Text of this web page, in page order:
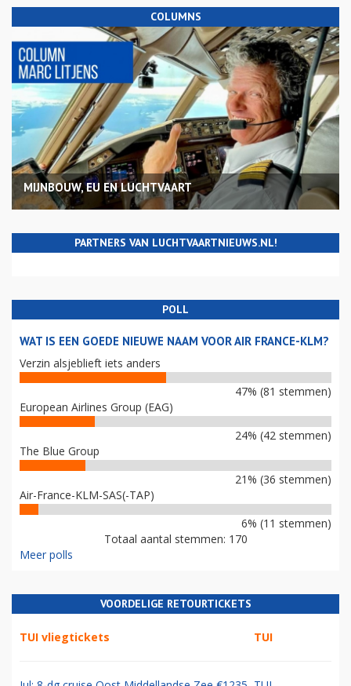
COLUMNS
MIJNBOUW, EU EN LUCHTVAART
PARTNERS VAN LUCHTVAARTNIEUWS.NL!
POLL
WAT IS EEN GOEDE NIEUWE NAAM VOOR AIR FRANCE-KLM?
Verzin alsjeblieft iets anders
47% (81 stemmen)
European Airlines Group (EAG)
24% (42 stemmen)
The Blue Group
21% (36 stemmen)
Air-France-KLM-SAS(-TAP)
6% (11 stemmen)
Totaal aantal stemmen: 170
Meer polls
VOORDELIGE RETOURTICKETS
TUI vliegtickets TUI